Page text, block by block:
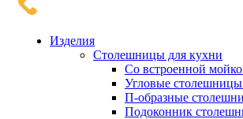
Изделия
Столешницы для кухни
Со встроенной
Угловые
П-образные
Подоконник